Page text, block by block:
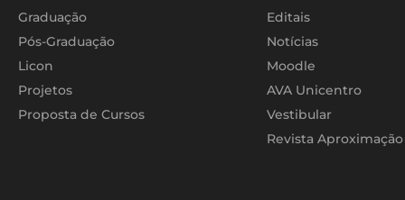
Graduação
Pós-Graduação
Licon
Projetos
Proposta de Cursos
Editais
Notícias
Moodle
AVA Unicentro
Vestibular
Revista Aproximação